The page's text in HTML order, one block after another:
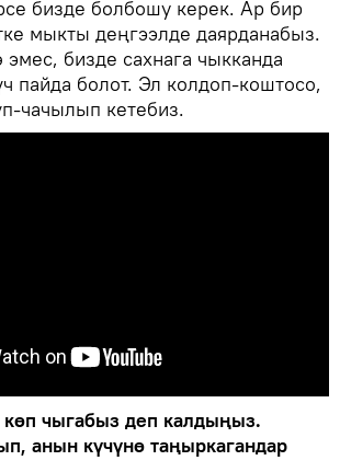
бизде болбошу керек. Ар бир
мыкты деңгээлде даярданабыз.
эмес, бизде сахнага чыкканда
пайда болот. Эл колдоп-коштосо,
чачылып кетебиз.
көп чыгабыз деп калдыңыз.
анын күчүнө таңыркагандар